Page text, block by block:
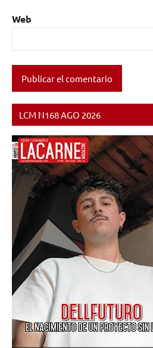
Web
LCM N168 AGO 2026